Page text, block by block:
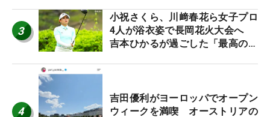
3
小祝さくら、川﨑春花ら女子プロ
4人が浴衣姿で長岡花火大会へ
吉本ひかるが過ごした「最高の夏
4
吉田優利がヨーロッパでオープン
ウィークを満喫 オーストリアの